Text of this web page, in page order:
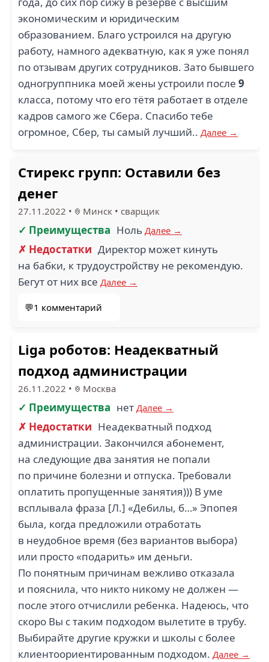
экономическим и юридическим
образованием. Благо устроился на другую
работу, намного адекватную, как я уже понял
по отзывам других сотрудников. Зато бывшего
одногруппника моей жены устроили после 9
класса, потому что его тётя работает в отделе
кадров самого же Сбера. Спасибо тебе
огромное, Сбер, ты самый лучший.. Далее →
Стирекс групп: Оставили без
денег
27.11.2022 • Минск • сварщик
✓ Преимущества Ноль Далее →
✗ Недостатки Директор может кинуть
на бабки, к трудоустройству не рекомендую.
Бегут от них все Далее →
💬1 комментарий
Liga роботов: Неадекватный
подход администрации
26.11.2022 • Москва
✓ Преимущества нет Далее →
✗ Недостатки Неадекватный подход
администрации. Закончился абонемент,
на следующие два занятия не попали
по причине болезни и отпуска. Требовали
оплатить пропущенные занятия))) В уме
всплывала фраза [Л.] «Дебилы, б…» Эпопея
была, когда предложили отработать
в неудобное время (без вариантов выбора)
или просто «подарить» им деньги.
По понятным причинам вежливо отказала
и пояснила, что никто никому не должен —
после этого отчислили ребенка. Надеюсь, что
скоро Вы с таким подходом вылетите в трубу.
Выбирайте другие кружки и школы с более
клиентоориентированным подходом. Далее →